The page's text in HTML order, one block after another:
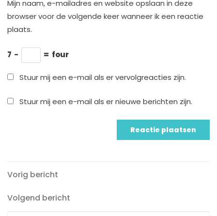
Mijn naam, e-mailadres en website opslaan in deze
browser voor de volgende keer wanneer ik een reactie
plaats.
7 − = four
Stuur mij een e-mail als er vervolgreacties zijn.
Stuur mij een e-mail als er nieuwe berichten zijn.
Berichtnavigatie
Vorig
Vorig bericht
Volgend
Volgend bericht